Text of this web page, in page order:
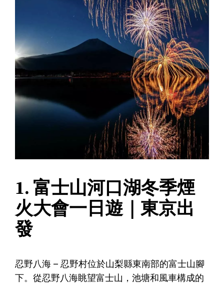
1. 富士山河口湖冬季煙
火大會一日遊｜東京出
發
忍野八海 – 忍野村位於山梨縣東南部的富士山腳
下。從忍野八海眺望富士山，池塘和風車構成的